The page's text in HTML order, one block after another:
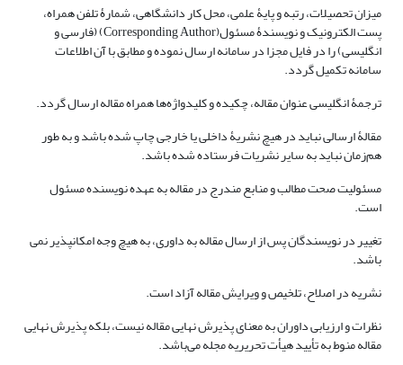
میزان تحصیلات، رتبه و پایۀ علمی، محل کار دانشگاهی، شمارۀ تلفن همراه،
پست الکترونیک و نویسندۀ مسئول(Corresponding Author) (فارسی و
انگلیسی) را در فایل مجزا در سامانه ارسال نموده و مطابق با آن اطلاعات
سامانه تکمیل گردد.
ترجمۀ انگلیسی عنوان مقاله، چکیده و کلیدواژه‌‌ها همراه مقاله ارسال گردد.
مقالۀ ارسالی نباید در هیچ نشریۀ داخلی یا خارجی چاپ شده باشد و به طور
هم‌زمان نباید به سایر نشریات فرستاده شده باشد.
مسئولیت صحت مطالب و منابع مندرج در مقاله به عهده نویسنده مسئول
است.
تغییر در نویسندگان پس از ارسال مقاله به داوری، به هیچ وجه امکانپذیر نمی
باشد.
نشریه در اصلاح، تلخیص و ویرایش مقاله آزاد است.
نظرات و ارزیابی داوران به معنای پذیرش نهایی مقاله نیست، بلکه پذیرش نهایی
مقاله منوط به تأیید هیأت تحریریه مجله می‌باشد.